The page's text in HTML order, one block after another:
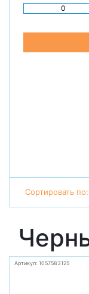
Сортировать по:
Артикул: 1057583125